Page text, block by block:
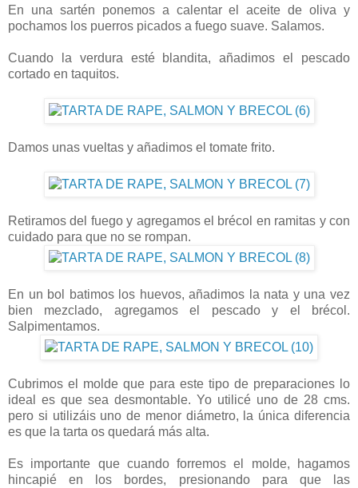
En una sartén ponemos a calentar el aceite de oliva y
pochamos los puerros picados a fuego suave. Salamos.
Cuando la verdura esté blandita, añadimos el pescado
cortado en taquitos.
Damos unas vueltas y añadimos el tomate frito.
Retiramos del fuego y agregamos el brécol en ramitas y con
cuidado para que no se rompan.
En un bol batimos los huevos, añadimos la nata y una vez
bien mezclado, agregamos el pescado y el brécol.
Salpimentamos.
Cubrimos el molde que para este tipo de preparaciones lo
ideal es que sea desmontable. Yo utilicé uno de 28 cms.
pero si utilizáis uno de menor diámetro, la única diferencia
es que la tarta os quedará más alta.
Es importante que cuando forremos el molde, hagamos
hincapié en los bordes, presionando para que las